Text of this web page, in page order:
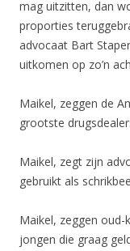
mag uitzitten, dan
proporties
advocaat Bart
uitkomen op zo’n
Maikel, zeggen de
grootste
Maikel, zegt zijn
gebruikt als
Maikel, zeggen
jongen die graag